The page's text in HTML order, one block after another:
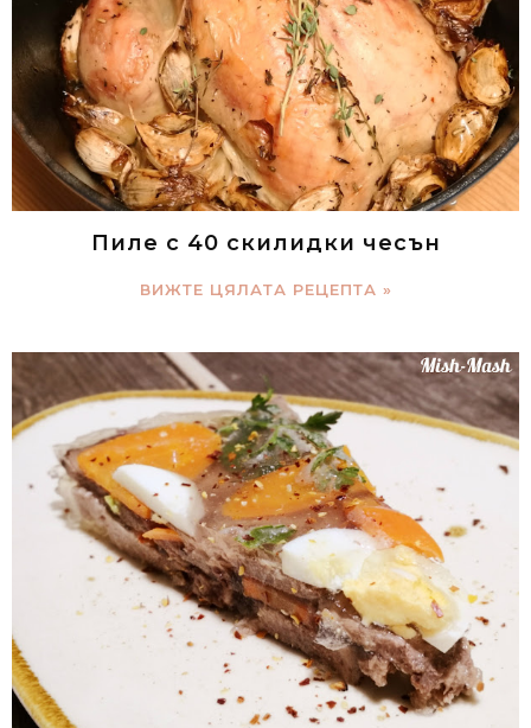
Пиле с 40 скилидки чесън
ВИЖТЕ ЦЯЛАТА РЕЦЕПТА »